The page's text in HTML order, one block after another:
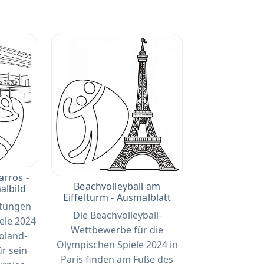
-
2024
sein
Beachvolleyball am
Eiffelturm - Ausmalblatt
Die Beachvolleyball-
Wettbewerbe für die
Olympischen Spiele 2024 in
Paris finden am Fuße des